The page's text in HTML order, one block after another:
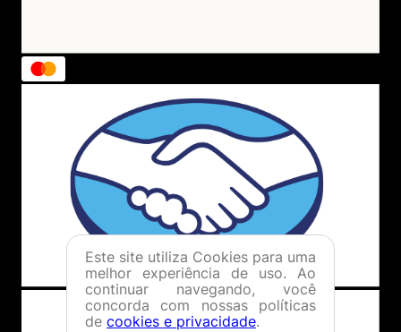
Este site utiliza Cookies para uma
melhor experiência de uso. Ao
continuar navegando, você
concorda com nossas políticas
de cookies e privacidade.